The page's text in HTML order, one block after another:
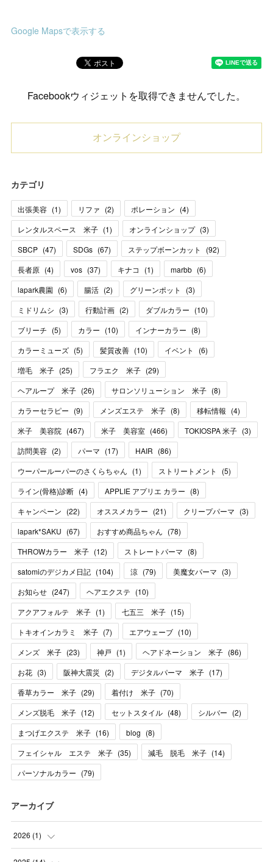
Google Mapsで表示する
Facebookウィジェットを取得できませんでした。
オンラインショップ
カテゴリ
出張美容 (1) リファ (2) ポレーション (4)
レンタルスペース 米子 (1) オンラインショップ (3)
SBCP (47) SDGs (67) ステップボーンカット (92)
長者原 (4) vos (37) キナコ (1) marbb (6)
lapark農園 (6) 腸活 (2) グリーンポット (3)
ミドリムシ (3) 行動計画 (2) ダブルカラー (10)
ブリーチ (5) カラー (10) インナーカラー (8)
カラーミューズ (5) 髪質改善 (10) イベント (6)
増毛 米子 (25) フラエク 米子 (29)
ヘアループ 米子 (26) サロンソリューション 米子 (8)
カラーセラピー (9) メンズエステ 米子 (8) 移転情報 (4)
米子 美容院 (467) 米子 美容室 (466) TOKIOSPA 米子 (3)
訪問美容 (2) パーマ (17) HAIR (86)
ウーパールーパーのさくらちゃん (1) ストリートメント (5)
ライン(骨格)診断 (4) APPLIE アプリエ カラー (8)
キャンペーン (22) オススメカラー (21) クリープパーマ (3)
lapark*SAKU (67) おすすめ商品ちゃん (78)
THROWカラー 米子 (12) ストレートパーマ (8)
satomiのデジカメ日記 (104) 涼 (79) 美魔女パーマ (3)
お知らせ (247) ヘアエクステ (10)
アクアフォルテ 米子 (1) 七五三 米子 (15)
トキオインカラミ 米子 (7) エアウェーブ (10)
メンズ 米子 (23) 神戸 (1) ヘアドネーション 米子 (86)
お花 (3) 阪神大震災 (2) デジタルパーマ 米子 (17)
香草カラー 米子 (29) 着付け 米子 (70)
メンズ脱毛 米子 (12) セットスタイル (48) シルバー (2)
まつげエクステ 米子 (16) blog (8)
フェイシャル エステ 米子 (35) 減毛 脱毛 米子 (14)
パーソナルカラー (79)
アーカイブ
2026 (1)